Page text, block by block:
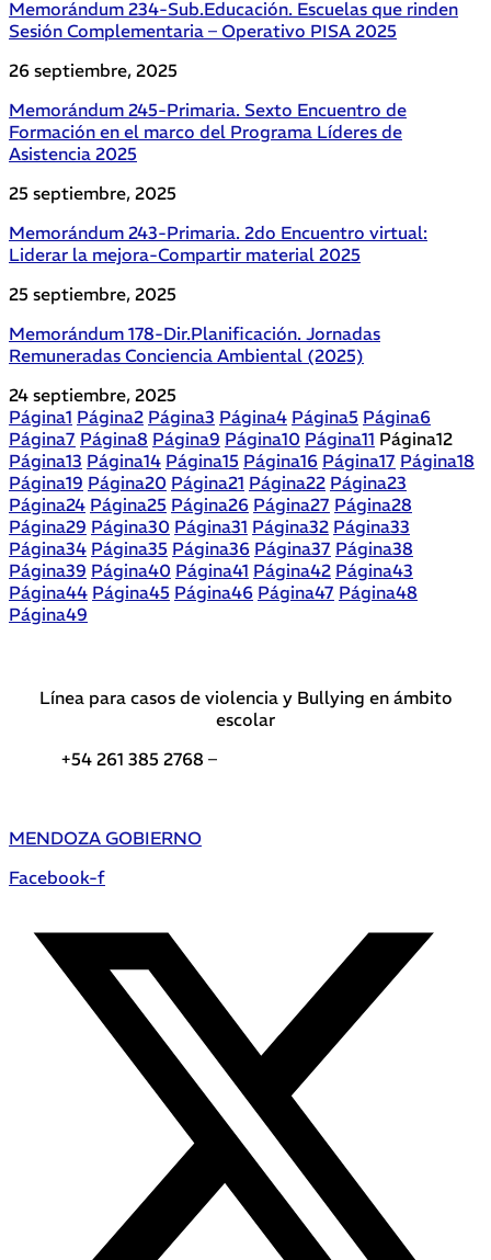
Memorándum 234-Sub.Educación. Escuelas que rinden
Sesión Complementaria – Operativo PISA 2025
26 septiembre, 2025
Memorándum 245-Primaria. Sexto Encuentro de
Formación en el marco del Programa Líderes de
Asistencia 2025
25 septiembre, 2025
Memorándum 243-Primaria. 2do Encuentro virtual:
Liderar la mejora-Compartir material 2025
25 septiembre, 2025
Memorándum 178-Dir.Planificación. Jornadas
Remuneradas Conciencia Ambiental (2025)
24 septiembre, 2025
Página1 Página2 Página3 Página4 Página5 Página6
Página7 Página8 Página9 Página10 Página11 Página12
Página13 Página14 Página15 Página16 Página17 Página18
Página19 Página20 Página21 Página22 Página23
Página24 Página25 Página26 Página27 Página28
Página29 Página30 Página31 Página32 Página33
Página34 Página35 Página36 Página37 Página38
Página39 Página40 Página41 Página42 Página43
Página44 Página45 Página46 Página47 Página48
Página49
Línea para casos de violencia y Bullying en ámbito
escolar
+54 261 385 2768 –
MENDOZA GOBIERNO
Facebook-f